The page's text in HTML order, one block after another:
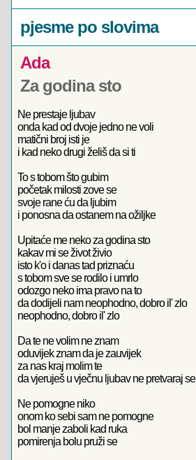
pjesme po slovima
Ada
Za godina sto
Ne prestaje ljubav
onda kad od dvoje jedno ne voli
matični broj isti je
i kad neko drugi želiš da si ti
To s tobom što gubim
početak milosti zove se
svoje rane ću da ljubim
i ponosna da ostanem na ožiljke
Upitaće me neko za godina sto
kakav mi se život živio
isto k'o i danas tad priznaću
s tobom sve se rodilo i umrlo
odozgo neko ima pravo na to
da dodijeli nam neophodno, dobro il' zlo
neophodno, dobro il' zlo
Da te ne volim ne znam
oduvijek znam da je zauvijek
za nas kraj molim te
da vjeruješ u vječnu ljubav ne pretvaraj se
Ne pomogne niko
onom ko sebi sam ne pomogne
bol manje zaboli kad ruka
pomirenja bolu pruži se